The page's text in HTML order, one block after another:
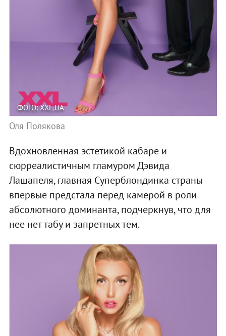
ФОТО: XXL.UA
Оля Полякова
Вдохновленная эстетикой кабаре и
сюрреалистичным гламуром Дэвида
Лашапеля, главная Суперблондинка страны
впервые предстала перед камерой в роли
абсолютного доминанта, подчеркнув, что для
нее нет табу и запретных тем.